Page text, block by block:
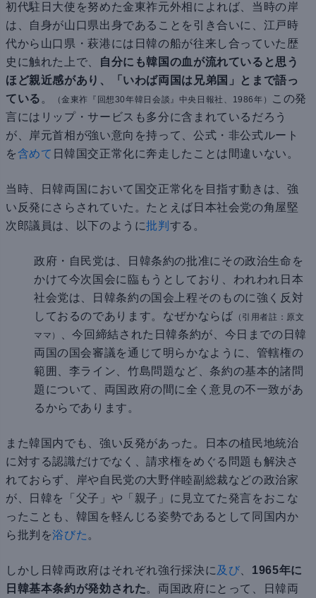
初代駐日大使を努めた金東祚元外相によれば、当時の岸
は、自身が山口県出身であることを引き合いに、江戸時
代から山口県・萩港には日韓の船が往来し合っていた歴
史に触れた上で、
自分にも韓国の血が流れていると思う
ほど親近感があり、「いわば両国は兄弟国」とまで語っ
ている 。 （金東祚『回想30年韓日会談』中央日報社、1986年）
この発
言にはリップ・サービスも多分に含まれているだろう
が、岸元首相が強い意向を持って、公式・非公式ルート
を含めて 日韓国交正常化に奔走したことは間違いない。
当時、日韓両国において国交正常化を目指す動きは、強
い反発にさらされていた。たとえば日本社会党の角屋堅
次郎議員は、以下のように批判 する。
政府・自民党は、日韓条約の批准にその政治生命を
かけて今次国会に臨もうとしており、われわれ日本
社会党は、日韓条約の国会上程そのものに強く反対
しておるのであります。なぜかならば （引用者註：原文
ママ）
、今回締結された日韓条約が、今日までの日韓
両国の国会審議を通じて明らかなように、管轄権の
範囲、李ライン、竹島問題など、条約の基本的諸問
題について、両国政府の間に全く意見の不一致があ
るからであります。
また韓国内でも、強い反発があった。日本の植民地統治
に対する認識だけでなく、請求権をめぐる問題も解決さ
れておらず、岸や自民党の大野伴睦副総裁などの政治家
が、日韓を「父子」や「親子」に見立てた発言をおこな
ったことも、韓国を軽んじる姿勢であるとして同国内か
ら批判を浴びた 。
しかし日韓両政府はそれぞれ強行採決に 及び
1965年に
日韓基本条約が発効された。両国政府にとって、日韓両